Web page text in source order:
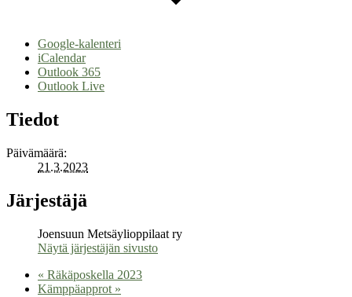
Google-kalenteri
iCalendar
Outlook 365
Outlook Live
Tiedot
Päivämäärä:
21.3.2023
Järjestäjä
Joensuun Metsäylioppilaat ry
Näytä järjestäjän sivusto
« Räkäposkella 2023
Kämppäapprot »